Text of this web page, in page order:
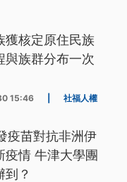
獲核定原住民族
與族群分布一次
15:46 社福人權
疫苗對抗非洲伊
疫情 牛津大學團
到？